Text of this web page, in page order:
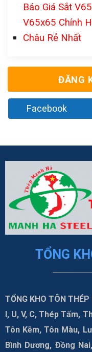
Báo Giá Sắt
V65x65 Chính
Châu Rẻ Nhất
ĐĂNG
Facebook
TỔNG
TỔNG KHO TÔN
I, U, V, C, Thép Tấm,
Tôn Kẽm, Tôn Màu,
Bình Dương, Đồng